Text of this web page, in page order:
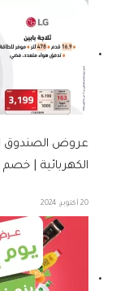
عروض الصندوق
الكهربائية | خصم
20 أكتوبر، 2024